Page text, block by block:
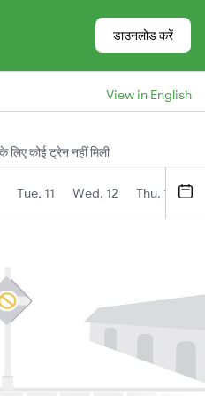
डाउनलोड करें
View in English
के लिए कोई ट्रेन नहीं मिली
Tue, 11 Wed, 12 Thu, 13